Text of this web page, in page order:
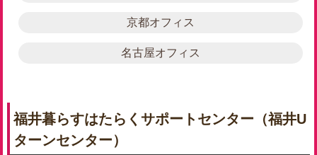
京都オフィス
名古屋オフィス
福井暮らすはたらくサポートセンター（福井U
ターンセンター）